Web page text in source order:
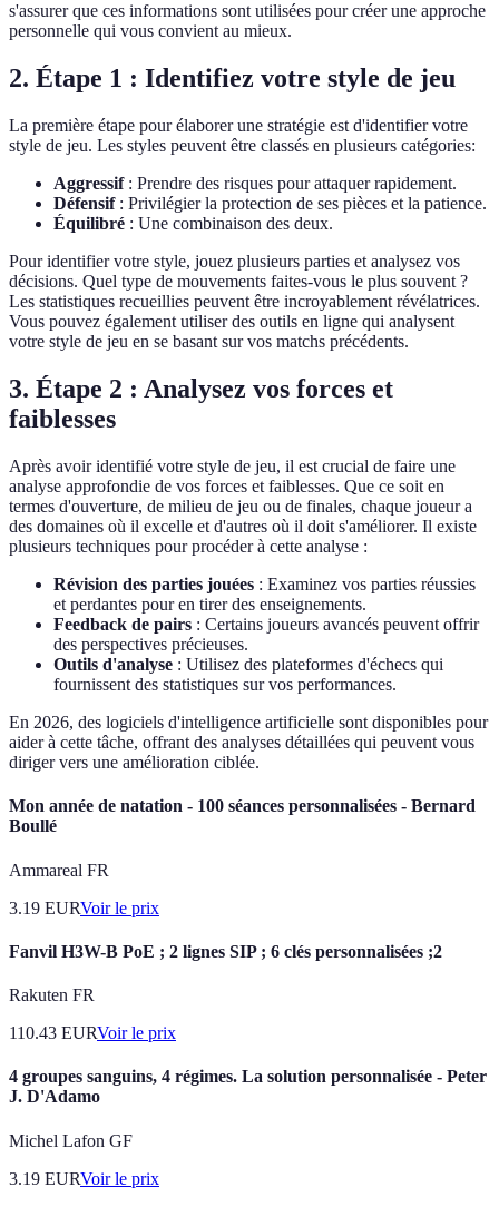
s'assurer que ces informations sont utilisées pour créer une approche
personnelle qui vous convient au mieux.
2. Étape 1 : Identifiez votre style de jeu
La première étape pour élaborer une stratégie est d'identifier votre
style de jeu. Les styles peuvent être classés en plusieurs catégories:
Aggressif: Prendre des risques pour attaquer rapidement.
Défensif: Privilégier la protection de ses pièces et la patience.
Équilibré : Une combinaison des deux.
Pour identifier votre style, jouez plusieurs parties et analysez vos
décisions. Quel type de mouvements faites-vous le plus souvent ?
Les statistiques recueillies peuvent être incroyablement révélatrices.
Vous pouvez également utiliser des outils en ligne qui analysent
votre style de jeu en se basant sur vos matchs précédents.
3. Étape 2 : Analysez vos forces et
faiblesses
Après avoir identifié votre style de jeu, il est crucial de faire une
analyse approfondie de vos forces et faiblesses. Que ce soit en
termes d'ouverture, de milieu de jeu ou de finales, chaque joueur a
des domaines où il excelle et d'autres où il doit s'améliorer. Il existe
plusieurs techniques pour procéder à cette analyse :
Révision des parties jouées : Examinez vos parties réussies
et perdantes pour en tirer des enseignements.
Feedback de pairs : Certains joueurs avancés peuvent offrir
des perspectives précieuses.
Outils d'analyse : Utilisez des plateformes d'échecs qui
fournissent des statistiques sur vos performances.
En 2026, des logiciels d'intelligence artificielle sont disponibles pour
aider à cette tâche, offrant des analyses détaillées qui peuvent vous
diriger vers une amélioration ciblée.
Mon année de natation - 100 séances personnalisées - Bernard
Boullé
Ammareal FR
3.19 EURVoir le prix
Fanvil H3W-B PoE ; 2 lignes SIP ; 6 clés personnalisées ;2
Rakuten FR
110.43 EURVoir le prix
4 groupes sanguins, 4 régimes. La solution personnalisée - Peter
J. D'Adamo
Michel Lafon GF
3.19 EURVoir le prix